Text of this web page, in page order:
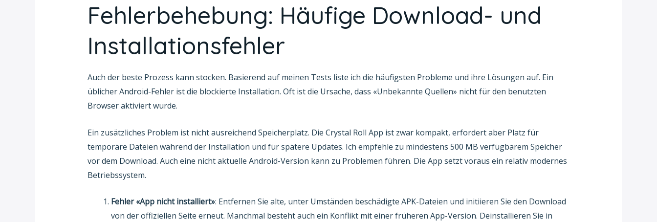
Fehlerbehebung: Häufige Download- und
Installationsfehler
Auch der beste Prozess kann stocken. Basierend auf meinen Tests liste ich die häufigsten Probleme und ihre Lösungen auf. Ein
üblicher Android-Fehler ist die blockierte Installation. Oft ist die Ursache, dass «Unbekannte Quellen» nicht für den benutzten
Browser aktiviert wurde.
Ein zusätzliches Problem ist nicht ausreichend Speicherplatz. Die Crystal Roll App ist zwar kompakt, erfordert aber Platz für
temporäre Dateien während der Installation und für spätere Updates. Ich empfehle zu mindestens 500 MB verfügbarem Speicher
vor dem Download. Auch eine nicht aktuelle Android-Version kann zu Problemen führen. Die App setzt voraus ein relativ modernes
Betriebssystem.
Fehler «App nicht installiert»: Entfernen Sie alte, unter Umständen beschädigte APK-Dateien und initiieren Sie den Download
von der offiziellen Seite erneut. Manchmal besteht auch ein Konflikt mit einer früheren App-Version. Deinstallieren Sie in